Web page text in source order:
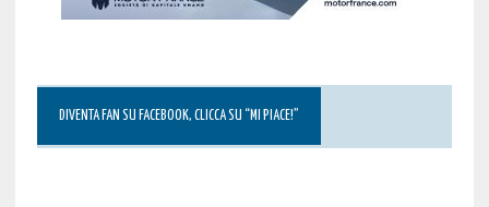
DIVENTA FAN SU FACEBOOK, CLICCA SU “MI PIACE!”